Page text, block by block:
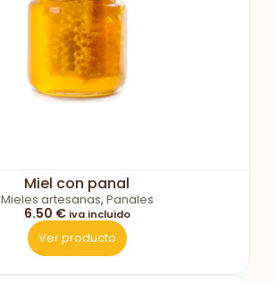
Miel con panal
Mieles artesanas, Panales
6.50 € iva incluido
Ver producto